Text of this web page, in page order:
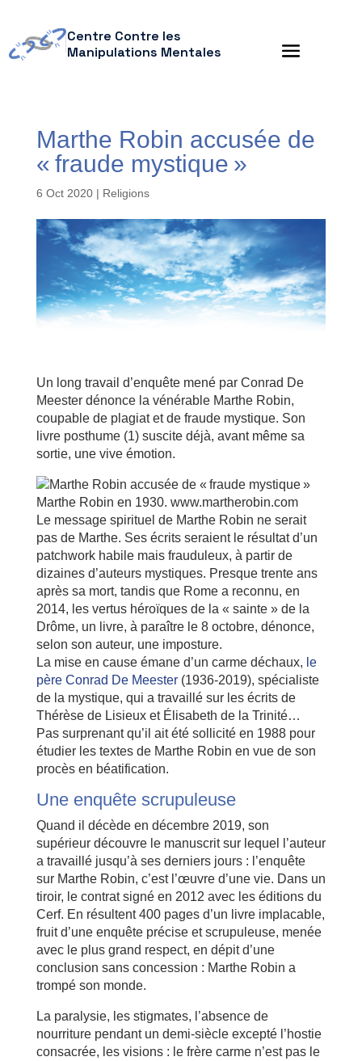
Centre Contre les
Manipulations Mentales
Marthe Robin accusée de
« fraude mystique »
6 Oct 2020| Religions
Un long travail d’enquête mené par Conrad De
Meester dénonce la vénérable Marthe Robin,
coupable de plagiat et de fraude mystique. Son
livre posthume (1) suscite déjà, avant même sa
sortie, une vive émotion.
Marthe Robin en 1930. www.martherobin.com
Le message spirituel de Marthe Robin ne serait
pas de Marthe. Ses écrits seraient le résultat d’un
patchwork habile mais frauduleux, à partir de
dizaines d’auteurs mystiques. Presque trente ans
après sa mort, tandis que Rome a reconnu, en
2014, les vertus héroïques de la « sainte » de la
Drôme, un livre, à paraître le 8 octobre, dénonce,
selon son auteur, une imposture.
La mise en cause émane d’un carme déchaux, le
père Conrad De Meester(1936-2019), spécialiste
de la mystique, qui a travaillé sur les écrits de
Thérèse de Lisieux et Élisabeth de la Trinité…
Pas surprenant qu’il ait été sollicité en 1988 pour
étudier les textes de Marthe Robin en vue de son
procès en béatification.
Une enquête scrupuleuse
Quand il décède en décembre 2019, son
supérieur découvre le manuscrit sur lequel l’auteur
a travaillé jusqu’à ses derniers jours : l’enquête
sur Marthe Robin, c’est l’œuvre d’une vie. Dans un
tiroir, le contrat signé en 2012 avec les éditions du
Cerf. En résultent 400 pages d’un livre implacable,
fruit d’une enquête précise et scrupuleuse, menée
avec le plus grand respect, en dépit d’une
conclusion sans concession : Marthe Robin a
trompé son monde.
La paralysie, les stigmates, l’absence de
nourriture pendant un demi-siècle excepté l’hostie
consacrée, les visions : le frère carme n’est pas le